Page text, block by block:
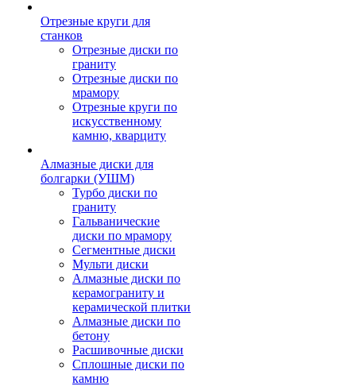
Отрезные круги для
станков
Отрезные диски по
граниту
Отрезные диски по
мрамору
Отрезные круги по
искусственному
камню, кварциту
Алмазные диски для
болгарки (УШМ)
Турбо диски по
граниту
Гальванические
диски по мрамору
Сегментные диски
Мульти диски
Алмазные диски по
керамограниту и
керамической плитки
Алмазные диски по
бетону
Расшивочные диски
Сплошные диски по
камню